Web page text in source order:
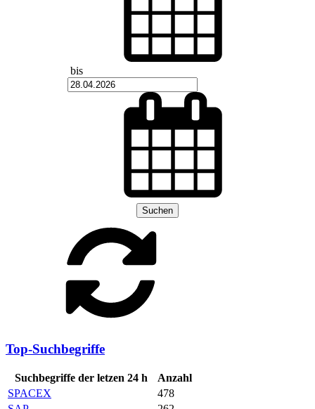
bis
Suchen
Top-Suchbegriffe
Suchbegriffe der letzen 24 h
Anzahl
SPACEX
478